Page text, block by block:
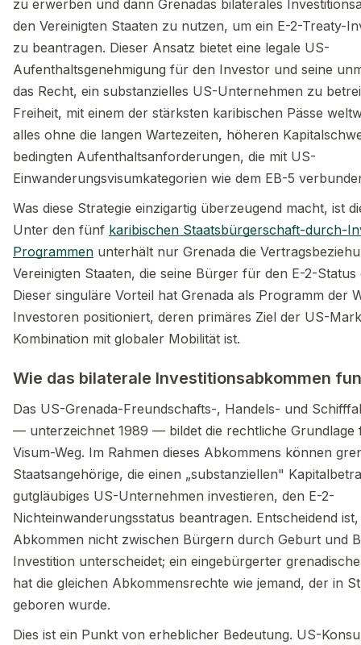
zu erwerben und dann Grenadas bilaterales
den Vereinigten Staaten zu nutzen, um ein E-2-Treaty-
zu beantragen. Dieser Ansatz bietet eine legale US-
Aufenthaltsgenehmigung für den Investor und seine
das Recht, ein substanzielles US-Unternehmen zu
Freiheit, mit einem der stärksten karibischen Pässe
alles ohne die langen Wartezeiten, höheren
bedingten Aufenthaltsanforderungen, die mit US-
Einwanderungsvisumkategorien wie dem EB-5
Was diese Strategie einzigartig überzeugend macht, ist
Unter den fünf karibischen Staatsbürgerschaft-durch-
Programmen unterhält nur Grenada die
Vereinigten Staaten, die seine Bürger für den E-2-Status
Dieser singuläre Vorteil hat Grenada als Programm der
Investoren positioniert, deren primäres Ziel der US-
Kombination mit globaler Mobilität ist.
Wie das bilaterale Investitionsabkommen
Das US-Grenada-Freundschafts-, Handels- und
— unterzeichnet 1989 — bildet die rechtliche Grundlage
Visum-Weg. Im Rahmen dieses Abkommens können
Staatsangehörige, die einen „substanziellen"
gutgläubiges US-Unternehmen investieren, den E-2-
Nichteinwanderungsstatus beantragen. Entscheidend ist,
Abkommen nicht zwischen Bürgern durch Geburt und
Investition unterscheidet; ein eingebürgerter
hat die gleichen Abkommensrechte wie jemand, der in
geboren wurde.
Dies ist ein Punkt von erheblicher Bedeutung. US-